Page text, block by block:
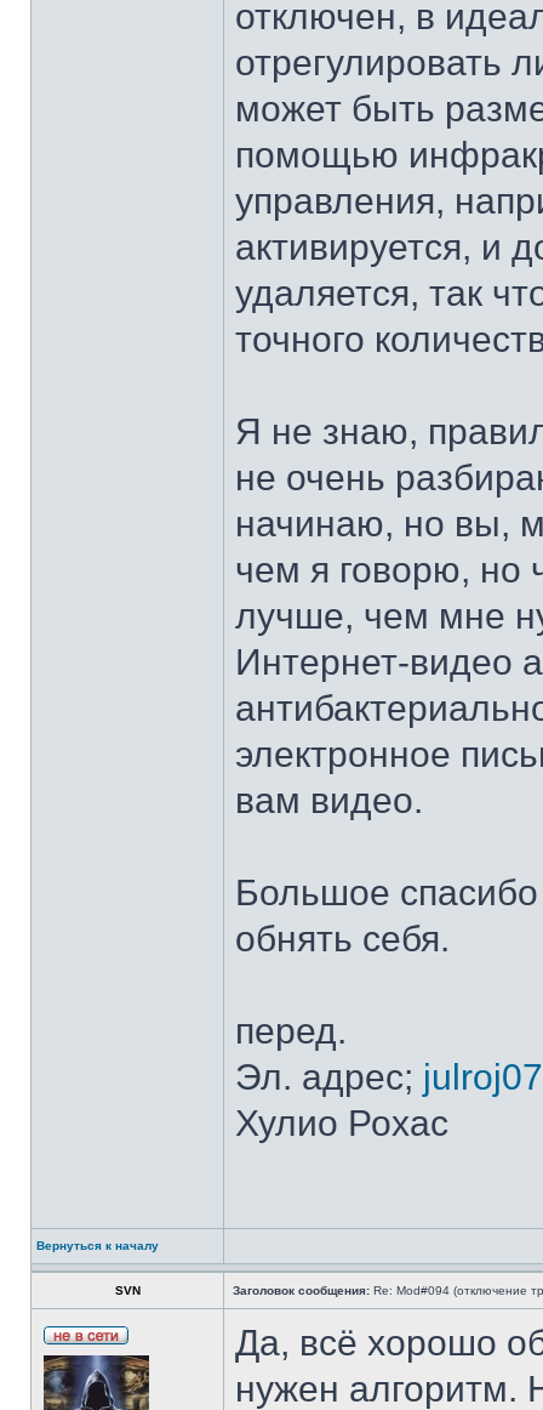
отключен, в
отрегулировать
может быть
помощью
управления,
активируется, и
удаляется, так
точного
Я не знаю,
не очень
начинаю, но вы,
чем я говорю, но
лучше, чем мне
Интернет-видео
электронное
вам видео.
Большое
обнять себя.
перед.
Эл. адрес;
Хулио Рохас
Вернуться к началу
SVN Заголовок сообщения: Re: Mod#094 (отключение
Да, всё хорошо
нужен алгоритм.